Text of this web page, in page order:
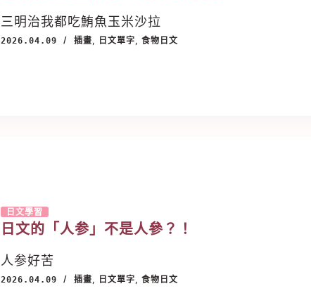
三明治我都吃鮪魚玉米沙拉
2026.04.09 插畫, 日文單字, 食物日文
日文學習
日文的「人参」不是人參？！
人参好苦
2026.04.09 插畫, 日文單字, 食物日文